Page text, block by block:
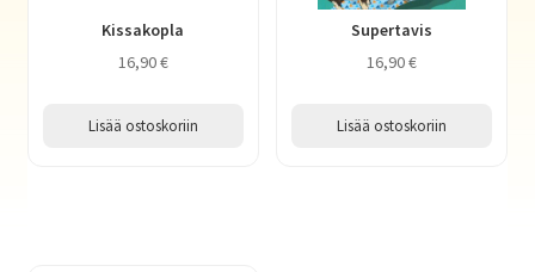
Kissakopla
16,90€
Lisää ostoskoriin
Supertavis
16,90€
Lisää ostoskoriin